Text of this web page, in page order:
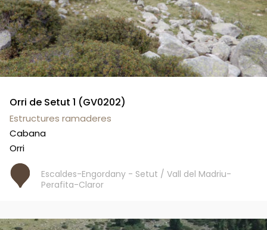
Orri de Setut 1 (GV0202)
Estructures ramaderes
Cabana
Orri
Escaldes-Engordany - Setut / Vall del Madriu-
Perafita-Claror